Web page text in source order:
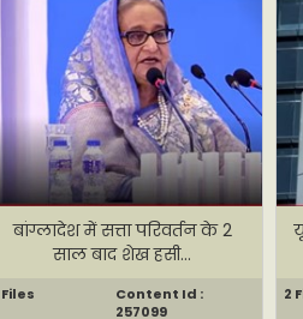
बांग्लादेश में सत्ता परिवर्तन के 2
साल बाद शेख हसी...
Files
Content Id :
257099
2